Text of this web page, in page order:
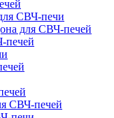
СВЧ-печи
для СВЧ-печей
печей
СВЧ-печей